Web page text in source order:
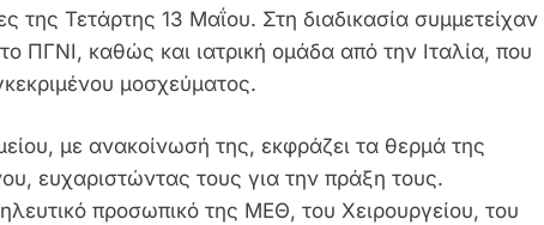
της Τετάρτης 13 Μαΐου. Στη διαδικασία συμμετείχαν
ΠΓΝΙ, καθώς και ιατρική ομάδα από την Ιταλία, που
μοσχεύματος.
με ανακοίνωσή της, εκφράζει τα θερμά της
ευχαριστώντας τους για την πράξη τους.
προσωπικό της ΜΕΘ, του Χειρουργείου, του